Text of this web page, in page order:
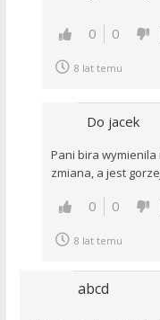
0 0
8 lat temu
Do jacek
Pani bira
zmiana, a jest
0 0
8 lat temu
abcd